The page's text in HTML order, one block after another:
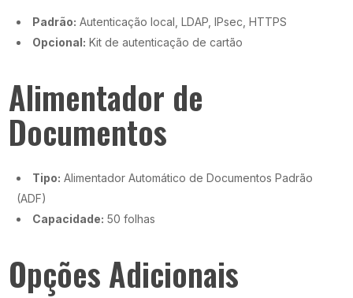
Padrão: Autenticação local, LDAP, IPsec, HTTPS
Opcional: Kit de autenticação de cartão
Alimentador de
Documentos
Tipo: Alimentador Automático de Documentos Padrão
(ADF)
Capacidade: 50 folhas
Opções Adicionais